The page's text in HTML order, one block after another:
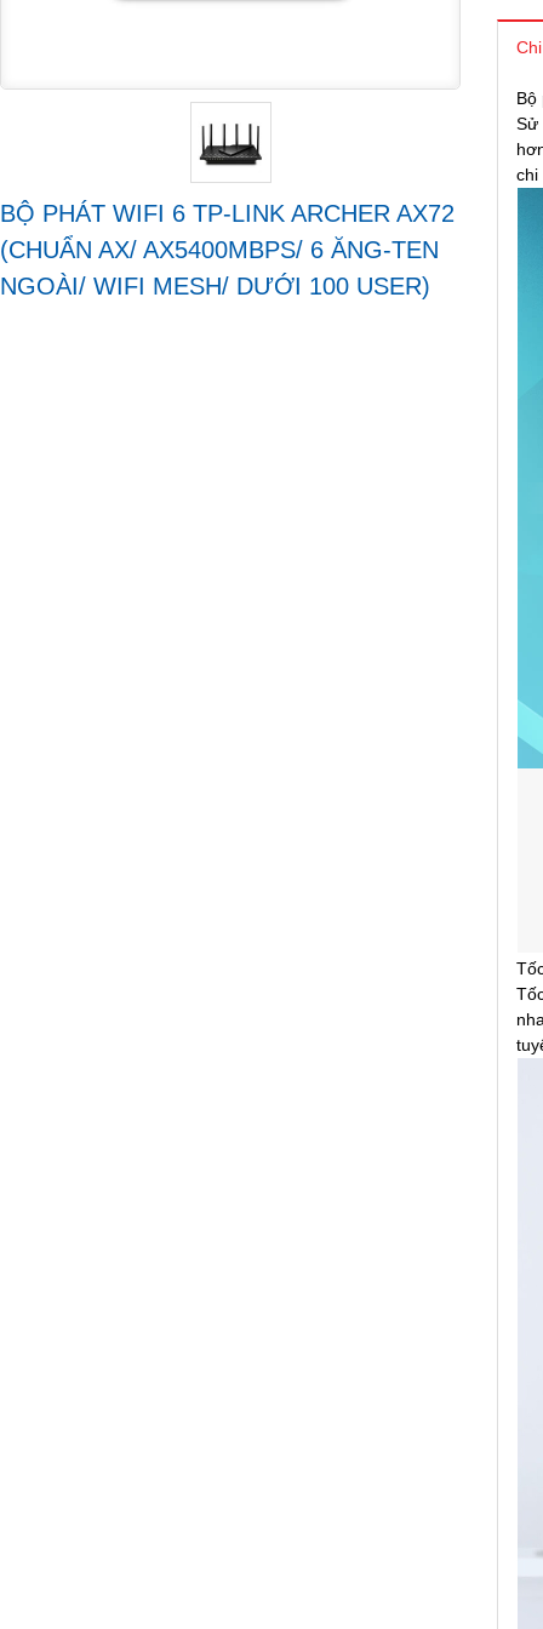
BỘ PHÁT WIFI 6 TP-LINK ARCHER AX72
(CHUẨN AX/ AX5400MBPS/ 6 ĂNG-TEN
NGOÀI/ WIFI MESH/ DƯỚI 100 USER)
Bộ
Sử
chi